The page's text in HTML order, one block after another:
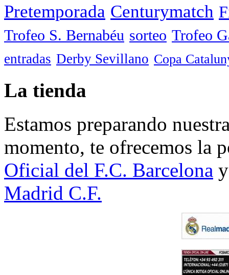
Pretemporada Centurymatch
Trofeo S. Bernabéu sorteo Trofeo
entradas Derby Sevillano Copa
La tienda
Estamos preparando
momento, te ofrecemos la
Oficial del F.C. Barcelona
Madrid C.F.